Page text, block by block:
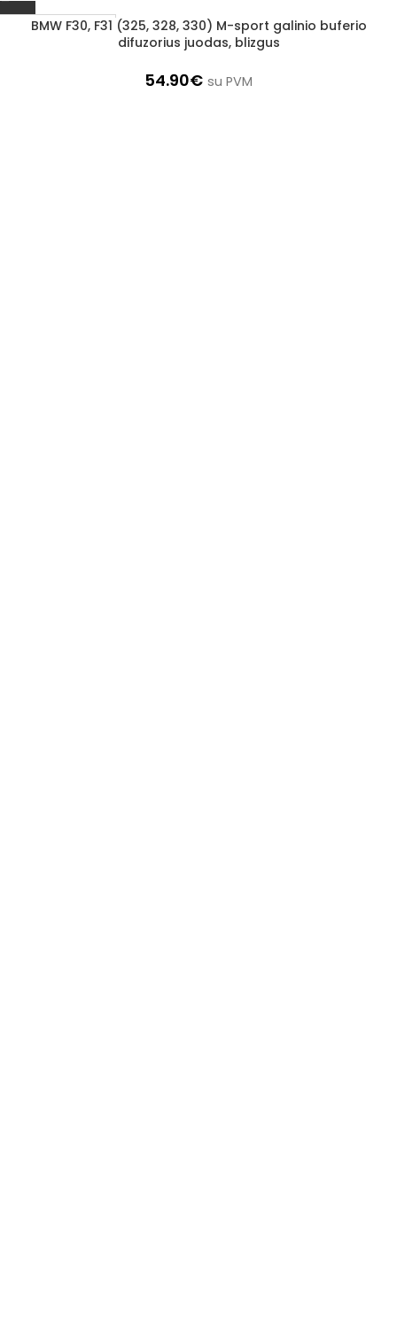
Užsakoma prekė
BMW F30, F31 (325, 328, 330) M-sport galinio buferio
difuzorius juodas, blizgus
54.90€ su PVM